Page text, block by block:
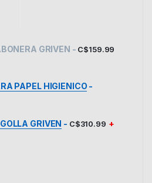
GRIVEN - C$159.99
PAPEL HIGIENICO -
GRIVEN - C$310.99 +